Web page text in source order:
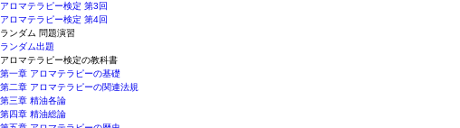
アロマテラピー検定 第3回
アロマテラピー検定 第4回
ランダム 問題演習
ランダム出題
アロマテラピー検定の教科書
第一章 アロマテラピーの基礎
第二章 アロマテラピーの関連法規
第三章 精油各論
第四章 精油総論